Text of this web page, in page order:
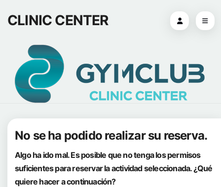
CLINIC CENTER
No se ha podido realizar su reserva.
Algo ha ido mal. Es posible que no tenga los permisos
suficientes para reservar la actividad seleccionada. ¿Qué
quiere hacer a continuación?